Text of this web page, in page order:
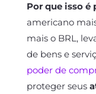
Por que isso é
americano
mais o BRL,
de bens e
poder de
proteger seus